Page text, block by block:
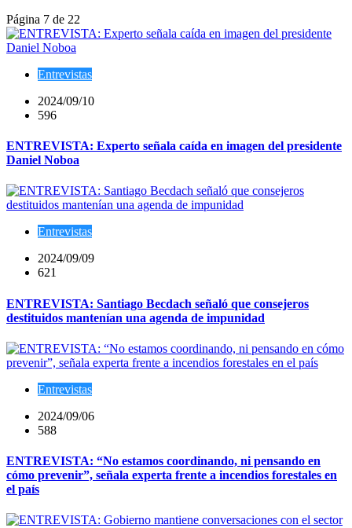
Página 7 de 22
Entrevistas
2024/09/10
596
ENTREVISTA: Experto señala caída en imagen del presidente
Daniel Noboa
Entrevistas
2024/09/09
621
ENTREVISTA: Santiago Becdach señaló que consejeros
destituidos mantenían una agenda de impunidad
Entrevistas
2024/09/06
588
ENTREVISTA: “No estamos coordinando, ni pensando en
cómo prevenir”, señala experta frente a incendios forestales en
el país